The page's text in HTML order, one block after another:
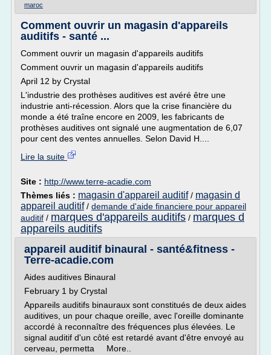
maroc
Comment ouvrir un magasin d'appareils
auditifs - santé ...
Comment ouvrir un magasin d'appareils auditifs
Comment ouvrir un magasin d'appareils auditifs
April 12 by Crystal
L'industrie des prothèses auditives est avéré être une
industrie anti-récession. Alors que la crise financière du
monde a été traîne encore en 2009, les fabricants de
prothèses auditives ont signalé une augmentation de 6,07
pour cent des ventes annuelles. Selon David H....
Lire la suite
Site : http://www.terre-acadie.com
Thèmes liés : magasin d'appareil auditif/ magasin d
appareil auditif/ demande d'aide financiere pour appareil
auditif / marques d'appareils auditifs / marques d
appareils auditifs
appareil auditif binaural - santé&fitness -
Terre-acadie.com
Aides auditives Binaural
February 1 by Crystal
Appareils auditifs binauraux sont constitués de deux aides
auditives, un pour chaque oreille, avec l'oreille dominante
accordé à reconnaître des fréquences plus élevées. Le
signal auditif d'un côté est retardé avant d'être envoyé au
cerveau, permetta More..